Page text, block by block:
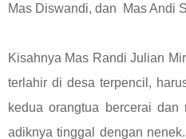
Mas Diswandi, dan Mas Andi
Kisahnya Mas Randi Julian
terlahir di desa terpencil,
kedua orangtua bercerai
adiknya tinggal dengan